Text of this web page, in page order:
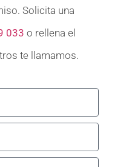
Solicita una
033 o rellena el
te llamamos.